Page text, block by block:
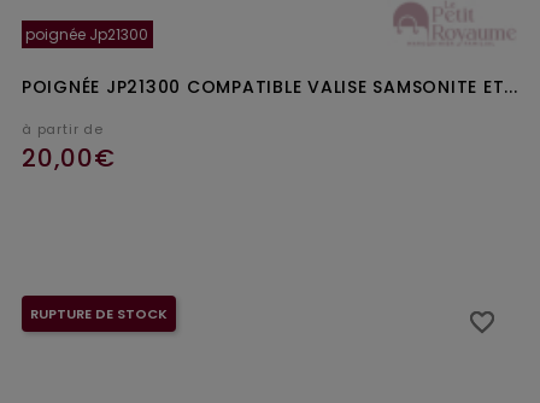
poignée Jp21300
POIGNÉE JP21300 COMPATIBLE VALISE SAMSONITE ET...
à partir de
20,00€
RUPTURE DE STOCK favorite_border
favorite_border